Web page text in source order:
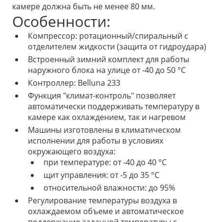
камере должна быть не менее 80 мм.
Особенности:
Компрессор: ротационный/спиральный с
отделителем жидкости (защита от гидроудара)
Встроенный зимний комплект для работы
наружного блока на улице от -40 до 50 °С
Контроллер: Belluna 233
Функция "климат-контроль" позволяет
автоматически поддерживать температуру в
камере как охлаждением, так и нагревом
Машины изготовлены в климатическом
исполнении для работы в условиях
окружающего воздуха:
при температуре: от -40 до 40 °С
щит управления: от -5 до 35 °С
относительной влажности: до 95%
Регулирование температуры воздуха в
охлаждаемом объеме и автоматическое